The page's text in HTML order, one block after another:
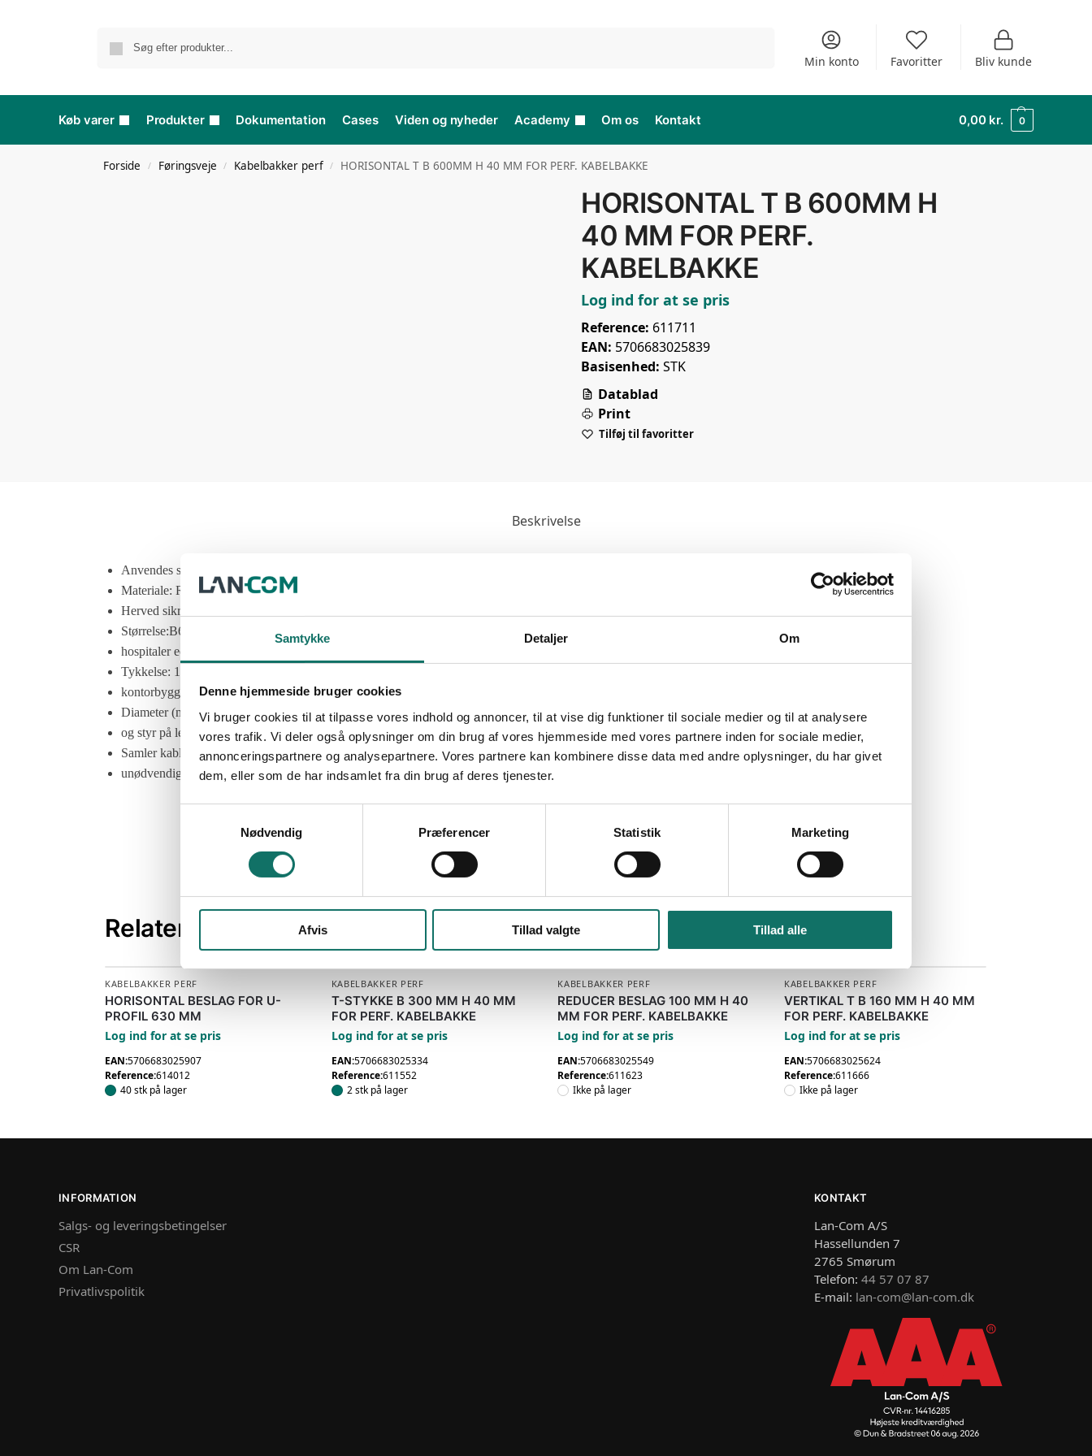
Samtykke Detaljer Om
Denne hjemmeside bruger cookies
Vi bruger cookies til at tilpasse vores indhold og annoncer, til at vise dig funktioner til sociale medier og til at analysere
vores trafik. Vi deler også oplysninger om din brug af vores hjemmeside med vores partnere inden for sociale medier,
annonceringspartnere og analysepartnere. Vores partnere kan kombinere disse data med andre oplysninger, du har givet
dem, eller som de har indsamlet fra din brug af deres tjenester.
v
a
l
Nødvendig Præferencer Statistik Marketing
Afvis Tillad valgte Tillad alle
Min konto Favoritter Bliv kunde
Køb varer Produkter Dokumentation Cases Viden og nyheder Academy Om os Kontakt 0,00 kr. 0
Forside / Føringsveje / Kabelbakker perf / HORISONTAL T B 600MM H 40 MM FOR PERF. KABELBAKKE
HORISONTAL T B 600MM H
40 MM FOR PERF.
KABELBAKKE
Log ind for at se pris
Reference: 611711
EAN: 5706683025839
Basisenhed: STK
Datablad
Print
Tilføj til favoritter
Beskrivelse
Anvendes stort set i alle industrier,
Materiale: Rustfrit stål pregalvaniseret
Herved sikres kabler og ledninger for
Størrelse:B600xH40 mm
hospitaler ect.
Tykkelse: 1,5mm
kontorbyggeri, uddannelsesinstitutioner,
Diameter (monterings huller): Ø8,5x20mm
og styr på ledningsføringen.
Samler kabler, ledninger samt rør og holder
unødvendig slitage og vedholder performance.
Varenummer (SKU): Kategori: Kabelbakker perf
Relaterede varer
KABELBAKKER PERF
HORISONTAL BESLAG FOR U-
PROFIL 630 MM
Log ind for at se pris
EAN:5706683025907
Reference:614012
40 stk på lager
KABELBAKKER PERF
T-STYKKE B 300 MM H 40 MM
FOR PERF. KABELBAKKE
Log ind for at se pris
EAN:5706683025334
Reference:611552
2 stk på lager
KABELBAKKER PERF
REDUCER BESLAG 100 MM H 40
MM FOR PERF. KABELBAKKE
Log ind for at se pris
EAN:5706683025549
Reference:611623
Ikke på lager
KABELBAKKER PERF
VERTIKAL T B 160 MM H 40 MM
FOR PERF. KABELBAKKE
Log ind for at se pris
EAN:5706683025624
Reference:611666
Ikke på lager
INFORMATION
Salgs- og leveringsbetingelser
CSR
Om Lan-Com
Privatlivspolitik
KONTAKT
Lan-Com A/S
Hassellunden 7
2765 Smørum
Telefon: 44 57 07 87
E-mail: lan-com@lan-com.dk